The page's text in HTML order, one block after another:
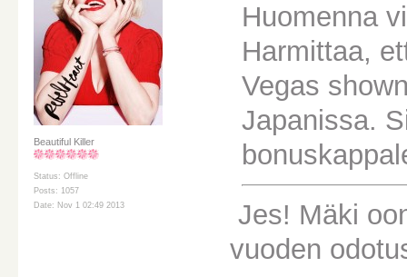
Beautiful Killer
Status: Offline
Posts: 1057
Date: Nov 1 02:49 2013
Huomenna
Harmittaa,
Vegas
Japanissa.
Jes! Mäki
vuoden